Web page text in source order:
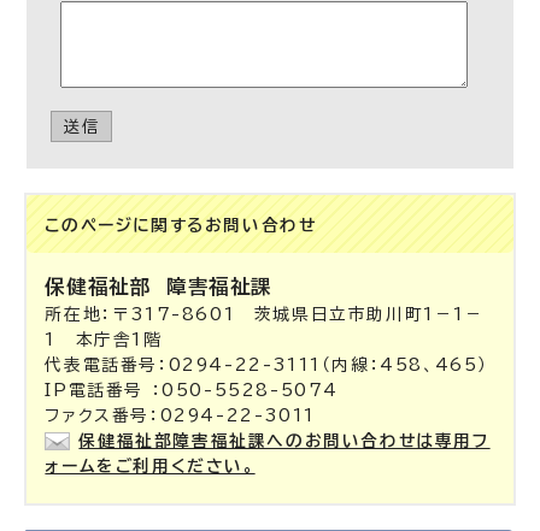
送信
このページに関する お問い合わせ
保健福祉部 障害福祉課
所在地：〒317-8601 茨城県日立市助川町1－1－
1 本庁舎1階
代表電話番号：0294-22-3111（内線：458、465）
IP電話番号 ：050-5528-5074
ファクス番号：0294-22-3011
保健福祉部障害福祉課へのお問い合わせは専用フ
ォームをご利用ください。